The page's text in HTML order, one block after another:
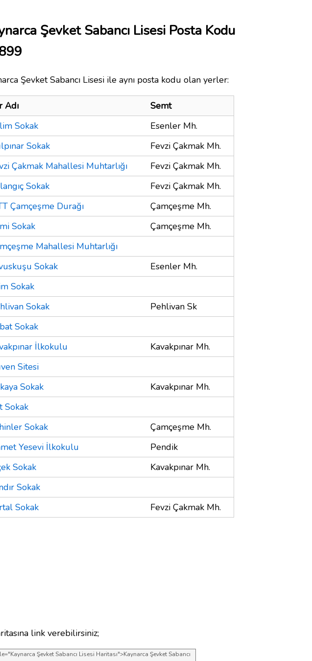
Şevket Sabancı Lisesi Posta Kodu
Şevket Sabancı Lisesi ile aynı posta kodu olan yerler:
Adı
Semt
Sokak
Esenler Mh.
Sokak
Fevzi Çakmak Mh.
Çakmak Mahallesi Muhtarlığı
Fevzi Çakmak Mh.
Sokak
Fevzi Çakmak Mh.
Çamçeşme Durağı
Çamçeşme Mh.
Sokak
Çamçeşme Mh.
Mahallesi Muhtarlığı
Sokak
Esenler Mh.
Sokak
Sokak
Pehlivan Sk
Sokak
İlkokulu
Kavakpınar Mh.
Sitesi
Sokak
Kavakpınar Mh.
Sokak
Sokak
Çamçeşme Mh.
Yesevi İlkokulu
Pendik
Sokak
Kavakpınar Mh.
Sokak
Sokak
Fevzi Çakmak Mh.
link verebilirsiniz;